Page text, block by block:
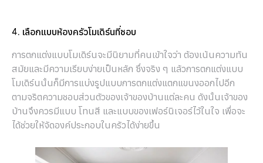
4. เลือกแบบห้องครัวโมเดิร์นที่ชอบ
การตกแต่งแบบโมเดิร์นจะมีนิยามที่คนเข้าใจว่า ต้องเน้นความทัน
สมัยและมีความเรียบง่ายเป็นหลัก ซึ่งจริง ๆ แล้วการตกแต่งแบบ
โมเดิร์นนั้นก็มีการแบ่งรูปแบบการตกแต่งแตกแขนงออกไปอีก
ตามจริตความชอบส่วนตัวของเจ้าของบ้านแต่ละคน ดังนั้นเจ้าของ
บ้านจึงควรมีแบบ โทนสี และแบบของเฟอร์นิเจอร์ไว้ในใจ เพื่อจะ
ได้ช่วยให้จัดองค์ประกอบในครัวได้ง่ายขึ้น